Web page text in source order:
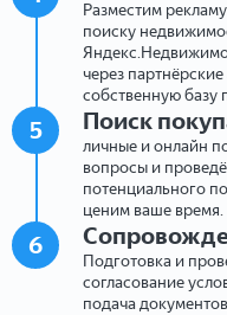
Разместим
поиску
через
собственную базу
5 Поиск
личные и онлайн
вопросы и
потенциального
ценим ваше время.
6
Подготовка и
согласование
подача